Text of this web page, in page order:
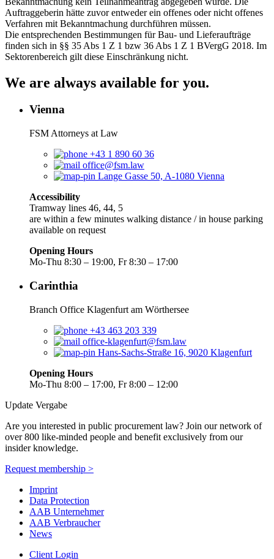
Auftraggeberin hätte zuvor entweder ein offenes oder nicht offenes
Verfahren mit Bekanntmachung durchführen müssen.
Die entsprechenden Bestimmungen für Bau- und Lieferaufträge
finden sich in §§ 35 Abs 1 Z 1 bzw 36 Abs 1 Z 1 BVergG 2018. Im
Sektorenbereich gilt diese Einschränkung nicht.
We are always available for you.
Vienna
FSM Attorneys at Law
+43 1 890 60 36
office@fsm.law
Lange Gasse 50, A-1080 Vienna
Accessibility
Tramway lines 46, 44, 5
are within a few minutes walking distance / in house parking
available on request
Opening Hours
Mo-Thu 8:30 – 19:00, Fr 8:30 – 17:00
Carinthia
Branch Office Klagenfurt am Wörthersee
+43 463 203 339
office-klagenfurt@fsm.law
Hans-Sachs-Straße 16, 9020 Klagenfurt
Opening Hours
Mo-Thu 8:00 – 17:00, Fr 8:00 – 12:00
Update Vergabe
Are you interested in public procurement law? Join our network of
over 800 like-minded people and benefit exclusively from our
insider knowledge.
Request membership >
Imprint
Data Protection
AAB Unternehmer
AAB Verbraucher
News
Client Login